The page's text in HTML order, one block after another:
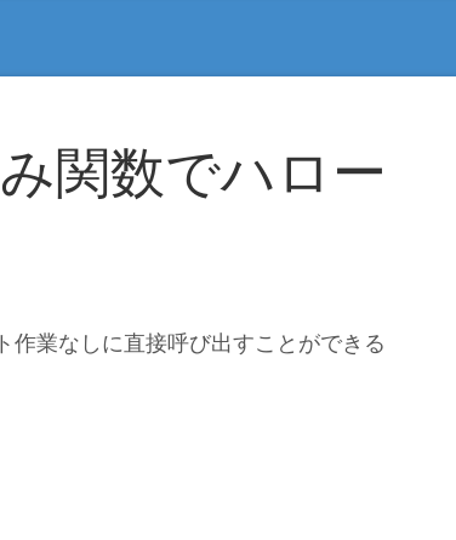
関数でハロー
作業なしに直接呼び出すことができる